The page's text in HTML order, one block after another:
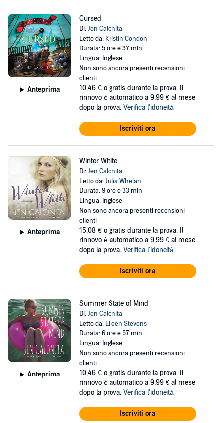
Anteprima
Cursed
Di:Jen Calonita
Letto da: Kristin Condon
Durata: 5 ore e 37 min
Lingua: Inglese
Non sono ancora presenti recensioni
clienti
10,46 € o gratis durante la prova. Il
rinnovo è automatico a 9,99 € al mese
dopo la prova. Verifica l'idoneità
Iscriviti ora
Anteprima
Winter White
Di:Jen Calonita
Letto da:Julia Whelan
Durata: 9 ore e 33 min
Lingua: Inglese
Non sono ancora presenti recensioni
clienti
15,08 € o gratis durante la prova. Il
rinnovo è automatico a 9,99 € al mese
dopo la prova. Verifica l'idoneità
Iscriviti ora
Anteprima
Summer State of Mind
Di:Jen Calonita
Letto da: Eileen Stevens
Durata: 6 ore e 57 min
Lingua: Inglese
Non sono ancora presenti recensioni
clienti
10,46 € o gratis durante la prova. Il
rinnovo è automatico a 9,99 € al mese
dopo la prova. Verifica l'idoneità
Iscriviti ora